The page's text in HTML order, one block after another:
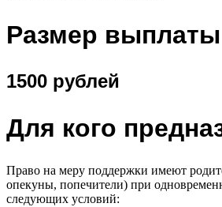
Размер выплаты
1500 рублей
Для кого
Право на меру поддержки имеют
опекуны, попечители) при
следующих условий: